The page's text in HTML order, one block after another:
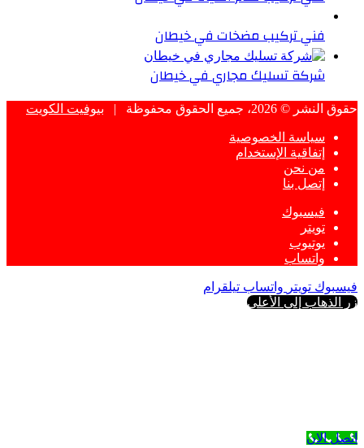
فني تركيب مضخات في خيطان
شركة تسليك مجاري في خيطان
حقوق النشر © 2026، جميع الحقوق محفوظة | بيوفيت الكويت
سياسة الخصوصية
إتفاقية الإستخدام
من نحن
إتصل بنا
فيسبوك
تويتر
يوتيوب
واتساب
فيسبوك تويتر واتساب تيلقرام
زر الذهاب إلى الأعلى
اتصل الان